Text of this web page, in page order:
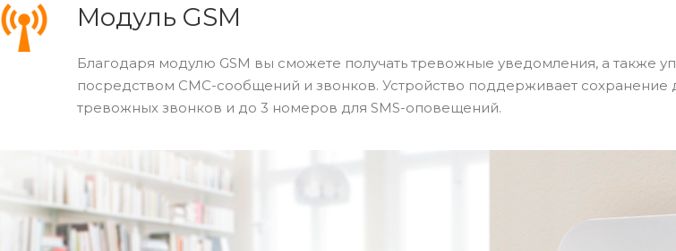
Модуль GSM
Благодаря модулю GSM вы сможете получать тревожные уведомления, а также
посредством СМС-сообщений и звонков. Устройство поддерживает
тревожных звонков и до 3 номеров для SMS-оповещений.